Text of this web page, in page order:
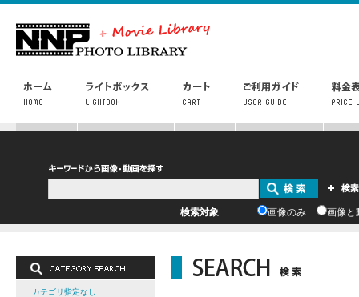
検索対象 画像のみ 画像と
カテゴリ指定なし